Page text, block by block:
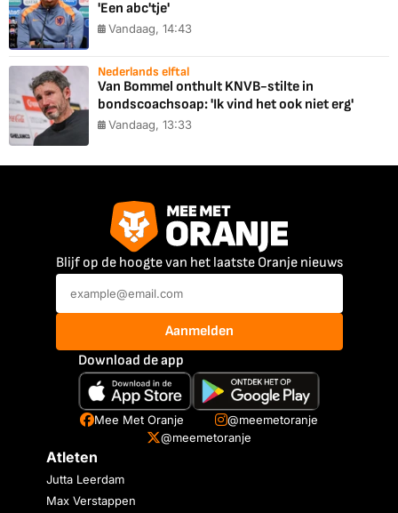
'Een abc'tje'
Vandaag, 14:43
Nederlands elftal
Van Bommel onthult KNVB-stilte in
bondscoachsoap: 'Ik vind het ook niet erg'
Vandaag, 13:33
Blijf op de hoogte van het laatste Oranje nieuws
Aanmelden
Download de app
Mee Met Oranje
@meemetoranje
@meemetoranje
Atleten
Jutta Leerdam
Max Verstappen